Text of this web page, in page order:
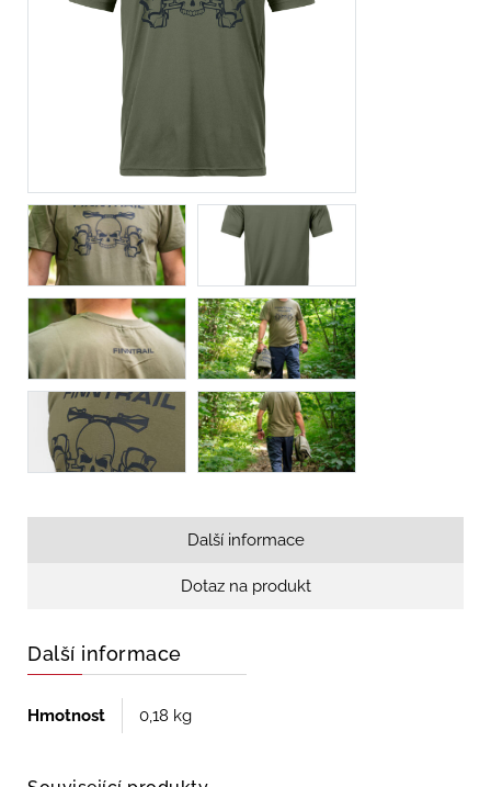
Další informace
Dotaz na produkt
Další informace
Hmotnost 0,18 kg